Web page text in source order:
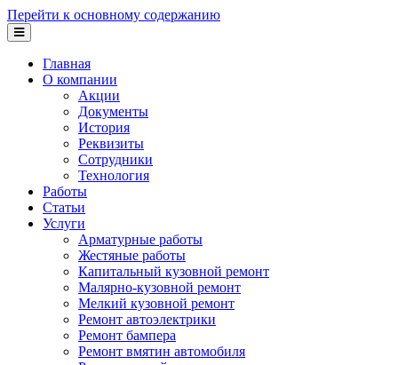
Перейти к основному содержанию
Главная
О компании
Акции
Документы
История
Реквизиты
Сотрудники
Технология
Работы
Статьи
Услуги
Арматурные работы
Жестяные работы
Капитальный кузовной ремонт
Малярно-кузовной ремонт
Мелкий кузовной ремонт
Ремонт автоэлектрики
Ремонт бампера
Ремонт вмятин автомобиля